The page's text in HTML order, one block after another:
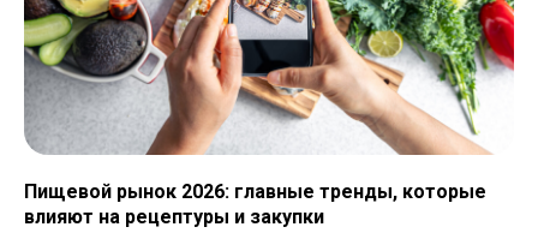
Пищевой рынок 2026: главные тренды, которые
влияют на рецептуры и закупки